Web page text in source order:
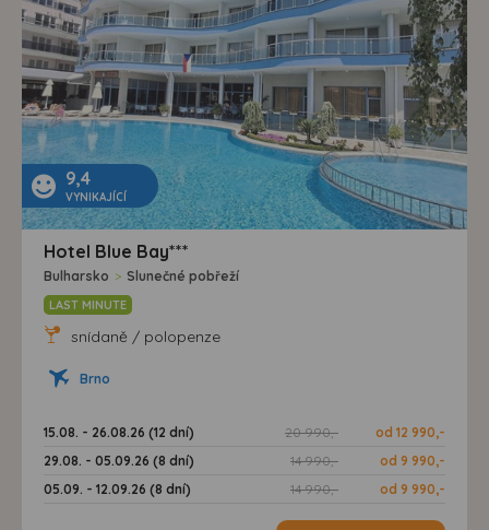
9,4
VYNIKAJÍCÍ
Hotel Blue Bay***
Bulharsko > Slunečné pobřeží
LAST MINUTE
snídaně / polopenze
Brno
15.08. - 26.08.26 (12 dní) 20 990,-
od 12 990,-
29.08. - 05.09.26 (8 dní)
14 990,-
od 9 990,-
05.09. - 12.09.26 (8 dní)
14 990,- od 9 990,-